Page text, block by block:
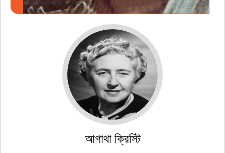
আগাথা ক্রিস্টি